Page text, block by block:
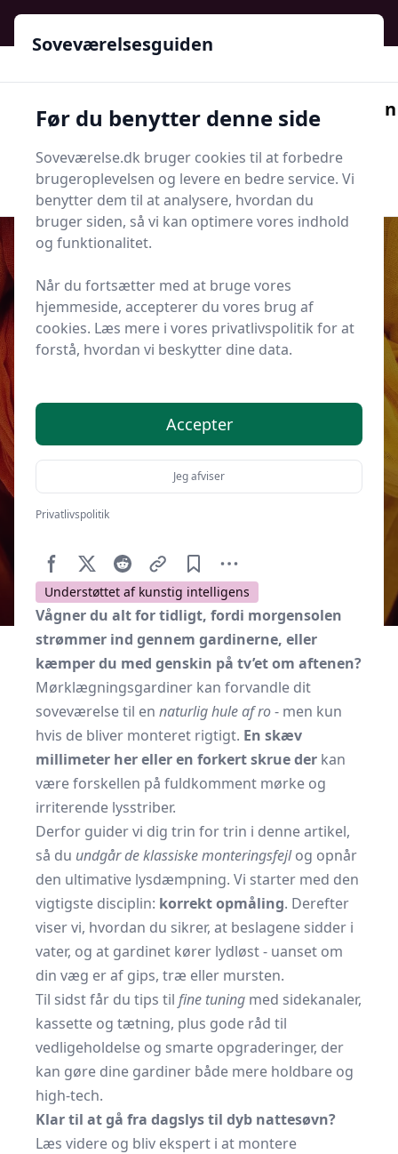
Soveværelsesguiden
Søg nu
Søg nu
Udgivet i Tips og Produkter
Sådan monterer du
mørklægningsgardiner korrekt
Understøttet af kunstig intelligens
Vågner du alt for tidligt, fordi morgensolen
strømmer ind gennem gardinerne, eller
kæmper du med genskin på tv’et om aftenen?
Mørklægningsgardiner kan forvandle dit
soveværelse til en naturlig hule af ro- men kun
hvis de bliver monteret rigtigt. En skæv
millimeter her eller en forkert skrue der kan
være forskellen på fuldkomment mørke og
irriterende lysstriber.
Derfor guider vi dig trin for trin i denne artikel,
så du undgår de klassiske monteringsfejlog opnår
den ultimative lysdæmpning. Vi starter med den
vigtigste disciplin: korrekt opmåling. Derefter
viser vi, hvordan du sikrer, at beslagene sidder i
vater, og at gardinet kører lydløst - uanset om
din væg er af gips, træ eller mursten.
Til sidst får du tips til fine tuning med sidekanaler,
kassette og tætning, plus gode råd til
vedligeholdelse og smarte opgraderinger, der
kan gøre dine gardiner både mere holdbare og
high-tech.
Klar til at gå fra dagslys til dyb nattesøvn?
Læs videre og bliv ekspert i at montere
Soveværelsesguiden
Før du benytter denne side
Soveværelse.dk bruger cookies til at forbedre
brugeroplevelsen og levere en bedre service. Vi
benytter dem til at analysere, hvordan du
bruger siden, så vi kan optimere vores indhold
og funktionalitet.
Når du fortsætter med at bruge vores
hjemmeside, accepterer du vores brug af
cookies. Læs mere i vores privatlivspolitik for at
forstå, hvordan vi beskytter dine data.
Accepter
Jeg afviser
Privatlivspolitik